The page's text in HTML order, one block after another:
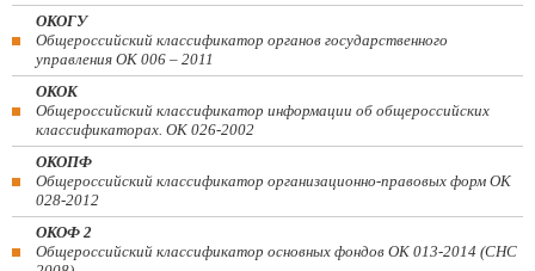
ОКОГУ
Общероссийский классификатор органов государственного
управления ОК 006 – 2011
ОКОК
Общероссийский классификатор информации об общероссийских
классификаторах. ОК 026-2002
ОКОПФ
Общероссийский классификатор организационно-правовых форм ОК
028-2012
ОКОФ 2
Общероссийский классификатор основных фондов ОК 013-2014 (СНС